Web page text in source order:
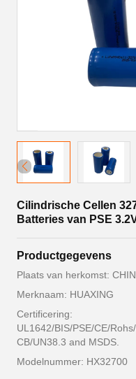
Cilindrische Cellen
Batteries van PSE
Productgegevens
Plaats van herkomst:
Merknaam: HUAXING
Certificering:
UL1642/BIS/PSE/CE/
CB/UN38.3 and MSDS.
Modelnummer: HX32700